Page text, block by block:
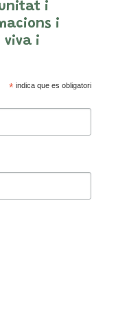
i
i
viva i
*indica que es obligatori